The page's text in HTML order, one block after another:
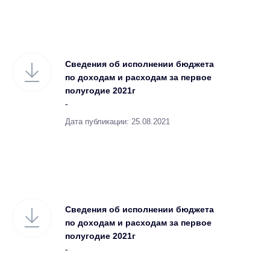
Сведения об исполнении бюджета
по доходам и расходам за первое
полугодие 2021г
-
Дата публикации: 25.08.2021
Сведения об исполнении бюджета
по доходам и расходам за первое
полугодие 2021г
-